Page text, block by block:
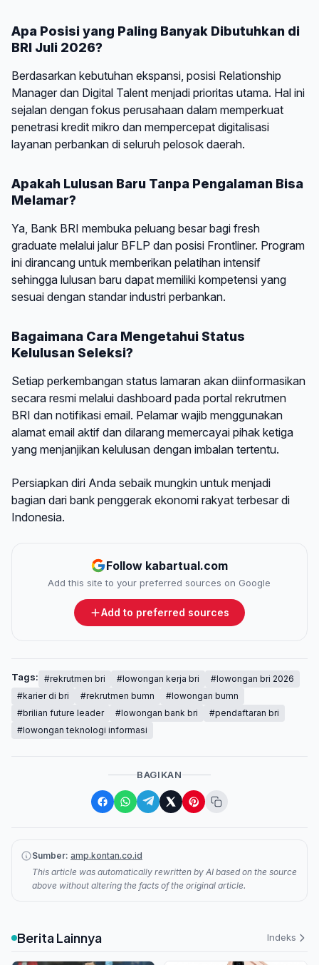
Apa Posisi yang Paling Banyak Dibutuhkan di
BRI Juli 2026?
Berdasarkan kebutuhan ekspansi, posisi Relationship
Manager dan Digital Talent menjadi prioritas utama. Hal ini
sejalan dengan fokus perusahaan dalam memperkuat
penetrasi kredit mikro dan mempercepat digitalisasi
layanan perbankan di seluruh pelosok daerah.
Apakah Lulusan Baru Tanpa Pengalaman Bisa
Melamar?
Ya, Bank BRI membuka peluang besar bagi fresh
graduate melalui jalur BFLP dan posisi Frontliner. Program
ini dirancang untuk memberikan pelatihan intensif
sehingga lulusan baru dapat memiliki kompetensi yang
sesuai dengan standar industri perbankan.
Bagaimana Cara Mengetahui Status
Kelulusan Seleksi?
Setiap perkembangan status lamaran akan diinformasikan
secara resmi melalui dashboard pada portal rekrutmen
BRI dan notifikasi email. Pelamar wajib menggunakan
alamat email aktif dan dilarang memercayai pihak ketiga
yang menjanjikan kelulusan dengan imbalan tertentu.
Persiapkan diri Anda sebaik mungkin untuk menjadi
bagian dari bank penggerak ekonomi rakyat terbesar di
Indonesia.
Follow kabartual.com
Add this site to your preferred sources on Google
Add to preferred sources
Tags: #rekrutmen bri #lowongan kerja bri
#lowongan bri 2026
#karier di bri
#rekrutmen bumn
#lowongan bumn
#brilian future leader
#lowongan bank bri
#pendaftaran bri
#lowongan teknologi informasi
BAGIKAN
Sumber: amp.kontan.co.id
This article was automatically rewritten by AI based on the source
above without altering the facts of the original article.
Berita Lainnya Indeks